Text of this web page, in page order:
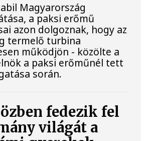
Magyarország
a paksi erőmű
azon dolgoznak, hogy az
termelő turbina
működjön - közölte a
a paksi erőműnél tett
során.
fedezik fel
világát a